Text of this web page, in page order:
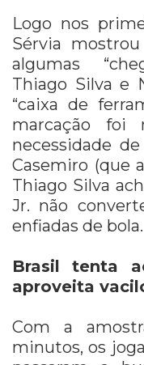
Logo nos
Sérvia
algumas
Thiago Silva e
“caixa de
marcação
necessidade
Casemiro (que
Thiago Silva
Jr. não
enfiadas de bola.
Brasil tenta
aproveita
Com a
minutos, os